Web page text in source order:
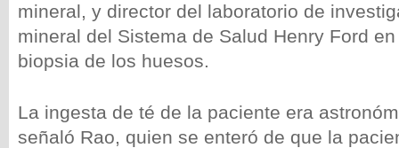
mineral, y director del laboratorio de
mineral del Sistema de Salud Henry Ford
biopsia de los huesos.
La ingesta de té de la paciente era
señaló Rao, quien se enteró de que la